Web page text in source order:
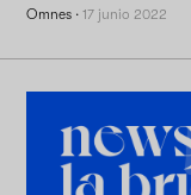
Omnes ·17 junio 2022